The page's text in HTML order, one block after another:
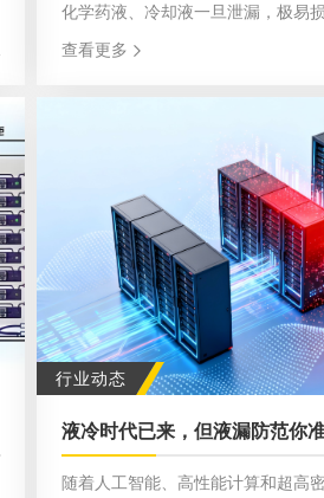
化学药液、冷却液一旦泄漏，极易
安全事故，造成巨额损失。漏液检
查看更多
行业动态
液冷时代已来，但液漏防范你
随着人工智能、高性能计算和超高